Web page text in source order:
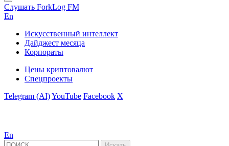
Слушать ForkLog FM
En
Искусственный интеллект
Дайджест месяца
Корпораты
Цены криптовалют
Спецпроекты
Telegram (AI)YouTube Facebook X
En